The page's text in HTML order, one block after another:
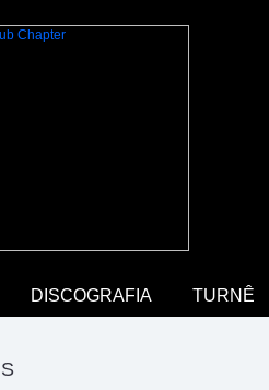
DISCOGRAFIA TURNÊ